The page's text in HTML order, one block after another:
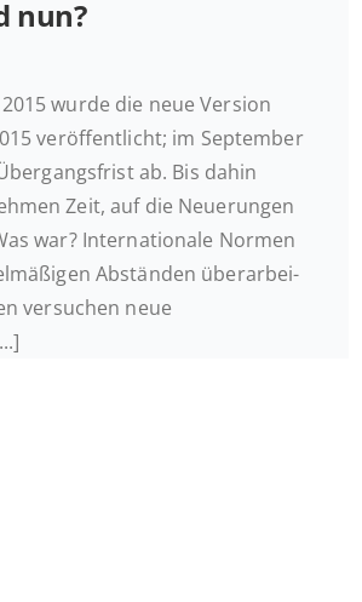
nun?
wurde die neue Version
ver­öf­fent­licht; im Sep­tem­ber
ab. Bis dahin
Zeit, auf die Neue­run­gen
war? In­ter­na­tio­na­le Normen
Ab­stän­den über­ar­bei­
ver­su­chen neue